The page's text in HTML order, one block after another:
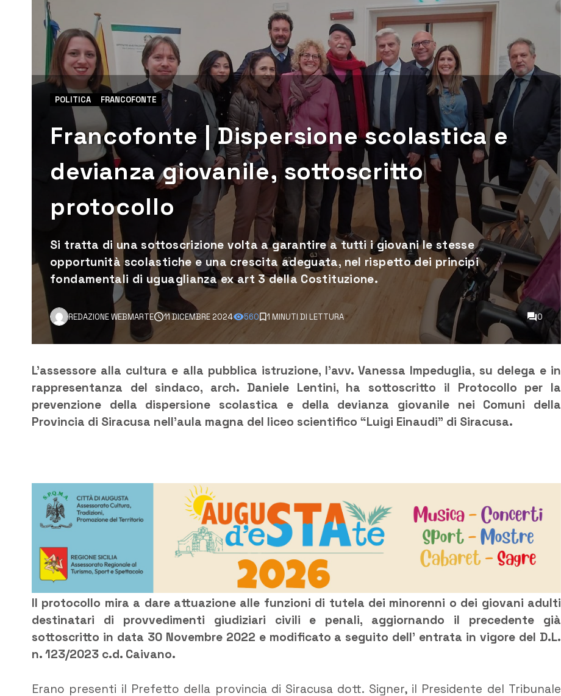
POLITICA FRANCOFONTE
Francofonte | Dispersione scolastica e
devianza giovanile, sottoscritto
protocollo
Si tratta di una sottoscrizione volta a garantire a tutti i giovani le stesse
opportunità scolastiche e una crescita adeguata, nel rispetto dei principi
fondamentali di uguaglianza ex art 3 della Costituzione.
REDAZIONE WEBMARTE 11 DICEMBRE 2024 560 1 MINUTI DI LETTURA 0
L’assessore alla cultura e alla pubblica istruzione, l’avv. Vanessa Impeduglia, su delega e in
rappresentanza del sindaco, arch. Daniele Lentini, ha sottoscritto il Protocollo per la
prevenzione della dispersione scolastica e della devianza giovanile nei Comuni della
Provincia di Siracusa nell’aula magna del liceo scientifico “Luigi Einaudi” di Siracusa.
Il protocollo mira a dare attuazione alle funzioni di tutela dei minorenni o dei giovani adulti
destinatari di provvedimenti giudiziari civili e penali, aggiornando il precedente già
sottoscritto in data 30 Novembre 2022 e modificato a seguito dell’ entrata in vigore del D.L.
n. 123/2023 c.d. Caivano.
Erano presenti il Prefetto della provincia di Siracusa dott. Signer, il Presidente del Tribunale